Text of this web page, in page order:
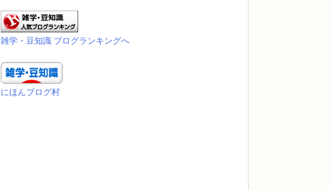
雑学・豆知識 ブログランキングへ
にほんブログ村